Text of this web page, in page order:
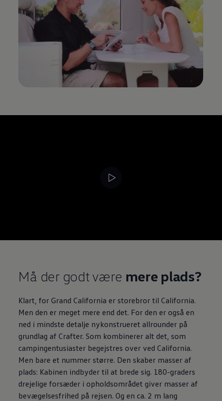
Må der godt være mere plads?
Klart, for Grand California er storebror til California.
Men den er meget mere end det. For den er også en
ned i mindste detalje nykonstrueret allrounder på
grundlag af Crafter. Som kombinerer alt det, som
campingentusiaster begejstres over ved California.
Men bare et nummer større. Den skaber masser af
plads: Kabinen indbyder til at brede sig. 180-graders
drejelige forsæder i opholdsområdet giver masser af
bevægelsesfrihed på rejsen. Og en ca. 2 m lang